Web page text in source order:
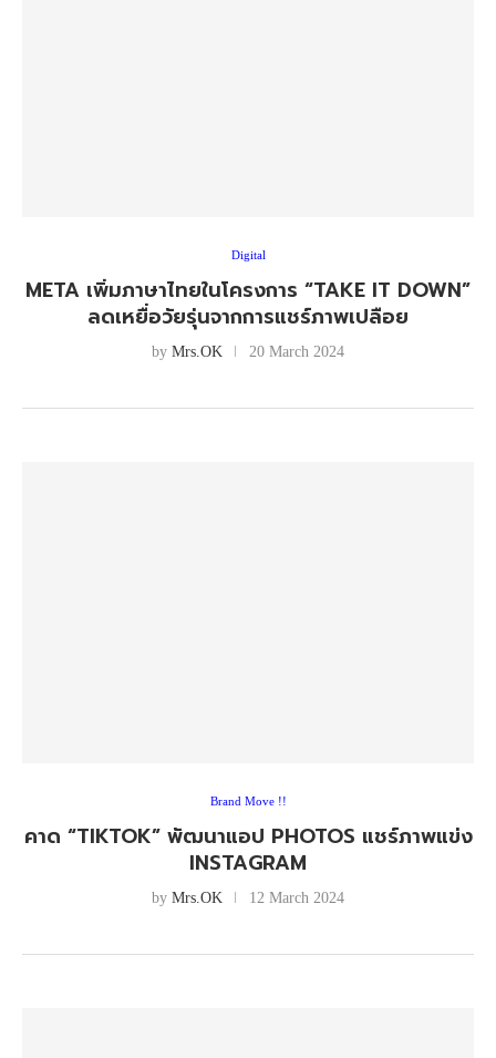
Digital
META เพิ่มภาษาไทยในโครงการ “TAKE IT DOWN”
ลดเหยื่อวัยรุ่นจากการแชร์ภาพเปลือย
by Mrs.OK 20 March 2024
Brand Move !!
คาด “TIKTOK” พัฒนาแอป PHOTOS แชร์ภาพแข่ง
INSTAGRAM
by Mrs.OK 12 March 2024